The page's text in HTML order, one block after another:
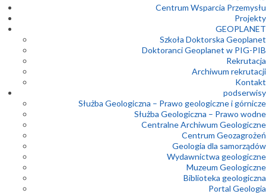
Centrum Wsparcia Przemysłu
Projekty
GEOPLANET
Szkoła Doktorska Geoplanet
Doktoranci Geoplanet w PIG-PIB
Rekrutacja
Archiwum rekrutacji
Kontakt
podserwisy
Służba Geologiczna – Prawo geologiczne i górnicze
Służba Geologiczna – Prawo wodne
Centralne Archiwum Geologiczne
Centrum Geozagrożeń
Geologia dla samorządów
Wydawnictwa geologiczne
Muzeum Geologiczne
Biblioteka geologiczna
Portal Geologia